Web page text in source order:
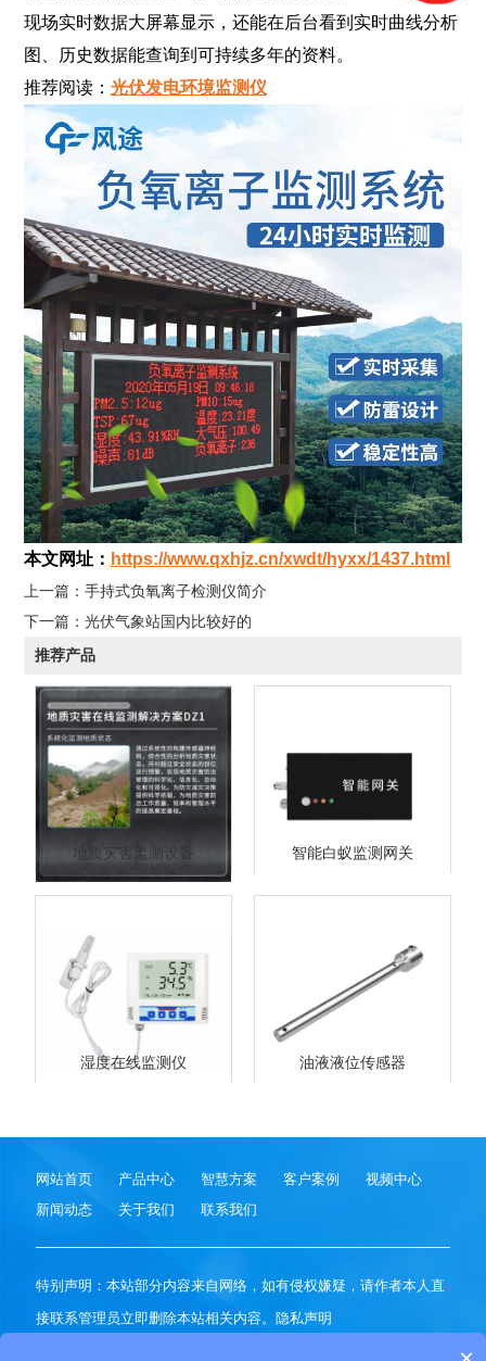
现场实时数据大屏幕显示，还能在后台看到实时曲线分析
图、历史数据能查询到可持续多年的资料。
推荐阅读： 光伏发电环境监测仪
本文网址： https://www.qxhjz.cn/xwdt/hyxx/1437.html
上一篇： 手持式负氧离子检测仪简介
下一篇： 光伏气象站国内比较好的
推荐产品
地质灾害监测设备 智能白蚁监测网关
湿度在线监测仪 油液液位传感器
网站首页 产品中心 智慧方案 客户案例
视频中心
新闻动态
关于我们 联系我们
特别声明：本站部分内容来自网络，如有侵权嫌疑，请作者本人直
接联系管理员立即删除本站相关内容。 隐私声明